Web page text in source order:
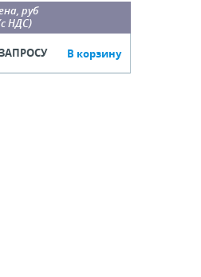
руб
НДС)
В корзину